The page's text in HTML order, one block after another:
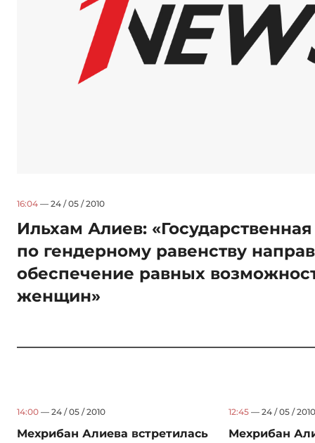
16:04 — 24 / 05 / 2010
Ильхам Алиев:
по гендерному равенству
обеспечение равных
женщин»
14:00 — 24 / 05 / 2010
Мехрибан Алиева встретилась
12:45 — 24 / 05 /
Мехрибан